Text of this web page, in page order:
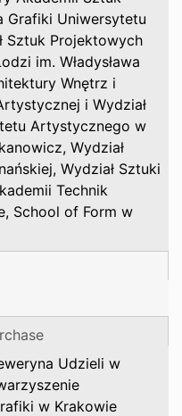
Grafiki Uniwersytetu
Sztuk Projektowych
im. Władysława
Wnętrz i
i Wydział
Artystycznego w
Wydział
Wydział Sztuki
Technik
School of Form w
Udzieli w
w Krakowie